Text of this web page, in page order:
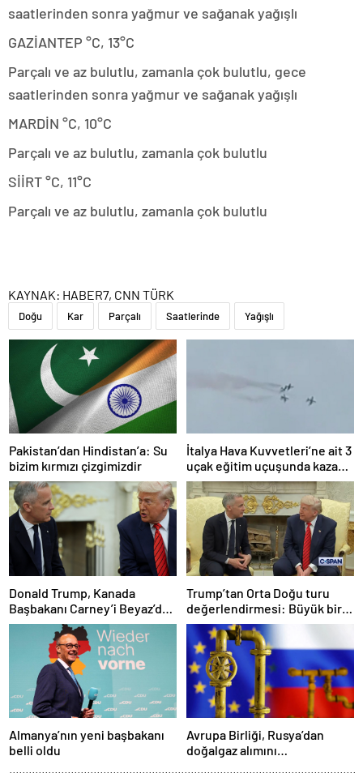
saatlerinden sonra yağmur ve sağanak yağışlı
GAZİANTEP °C, 13°C
Parçalı ve az bulutlu, zamanla çok bulutlu, gece
saatlerinden sonra yağmur ve sağanak yağışlı
MARDİN °C, 10°C
Parçalı ve az bulutlu, zamanla çok bulutlu
SİİRT °C, 11°C
Parçalı ve az bulutlu, zamanla çok bulutlu
KAYNAK: HABER7, CNN TÜRK
Doğu Kar Parçalı Saatlerinde Yağışlı
Pakistan’dan Hindistan’a: Su
bizim kırmızı çizgimizdir
İtalya Hava Kuvvetleri’ne ait 3
uçak eğitim uçuşunda kaza
yaptı
Donald Trump, Kanada
Başbakanı Carney’i Beyaz’da
ağırladı
Trump’tan Orta Doğu turu
değerlendirmesi: Büyük bir
duyuru yapacağız
Almanya’nın yeni başbakanı
belli oldu
Avrupa Birliği, Rusya’dan
doğalgaz alımını